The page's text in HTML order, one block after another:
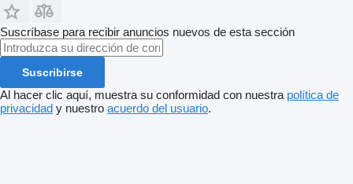
Suscríbase para recibir anuncios nuevos de esta sección
Suscribirse
Al hacer clic aquí, muestra su conformidad con nuestra política de
privacidad y nuestro acuerdo del usuario.